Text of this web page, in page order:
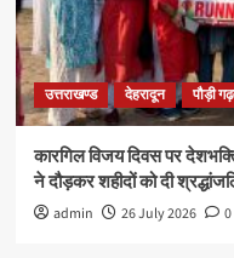
उत्तराखण्ड देहरादून पौड़ी
कारगिल विजय दिवस पर
ने दौड़कर शहीदों को दी
admin 26 July 2026 0